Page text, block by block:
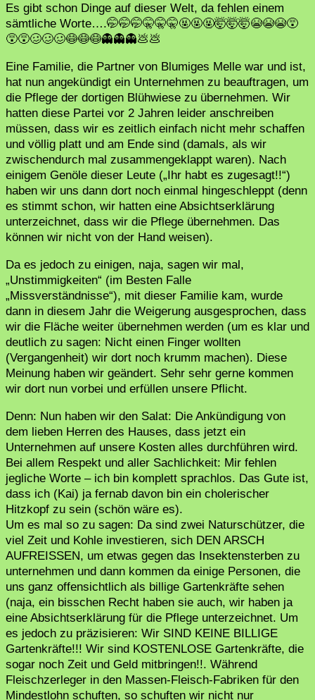
Es gibt schon Dinge auf dieser Welt, da fehlen einem
sämtliche Worte….🤭🤭🤭🤫🤫🤫🤬🤬🤬🤯🤯🤯😭😭😭😵
😵😵🥴🥴🥴😷😷😷👻👻👻💩💩
Eine Familie, die Partner von Blumiges Melle war und ist,
hat nun angekündigt ein Unternehmen zu beauftragen, um
die Pflege der dortigen Blühwiese zu übernehmen. Wir
hatten diese Partei vor 2 Jahren leider anschreiben
müssen, dass wir es zeitlich einfach nicht mehr schaffen
und völlig platt und am Ende sind (damals, als wir
zwischendurch mal zusammengeklappt waren). Nach
einigem Genöle dieser Leute („Ihr habt es zugesagt!!“)
haben wir uns dann dort noch einmal hingeschleppt (denn
es stimmt schon, wir hatten eine Absichtserklärung
unterzeichnet, dass wir die Pflege übernehmen. Das
können wir nicht von der Hand weisen).
Da es jedoch zu einigen, naja, sagen wir mal,
„Unstimmigkeiten“ (im Besten Falle
„Missverständnisse“), mit dieser Familie kam, wurde
dann in diesem Jahr die Weigerung ausgesprochen, dass
wir die Fläche weiter übernehmen werden (um es klar und
deutlich zu sagen: Nicht einen Finger wollten
(Vergangenheit) wir dort noch krumm machen). Diese
Meinung haben wir geändert. Sehr sehr gerne kommen
wir dort nun vorbei und erfüllen unsere Pflicht.
Denn: Nun haben wir den Salat: Die Ankündigung von
dem lieben Herren des Hauses, dass jetzt ein
Unternehmen auf unsere Kosten alles durchführen wird.
Bei allem Respekt und aller Sachlichkeit: Mir fehlen
jegliche Worte – ich bin komplett sprachlos. Das Gute ist,
dass ich (Kai) ja fernab davon bin ein cholerischer
Hitzkopf zu sein (schön wäre es).
Um es mal so zu sagen: Da sind zwei Naturschützer, die
viel Zeit und Kohle investieren, sich DEN ARSCH
AUFREISSEN, um etwas gegen das Insektensterben zu
unternehmen und dann kommen da einige Personen, die
uns ganz offensichtlich als billige Gartenkräfte sehen
(naja, ein bisschen Recht haben sie auch, wir haben ja
eine Absichtserklärung für die Pflege unterzeichnet. Um
es jedoch zu präzisieren: Wir SIND KEINE BILLIGE
Gartenkräfte!!! Wir sind KOSTENLOSE Gartenkräfte, die
sogar noch Zeit und Geld mitbringen!!. Während
Fleischzerleger in den Massen-Fleisch-Fabriken für den
Mindestlohn schuften, so schuften wir nicht nur